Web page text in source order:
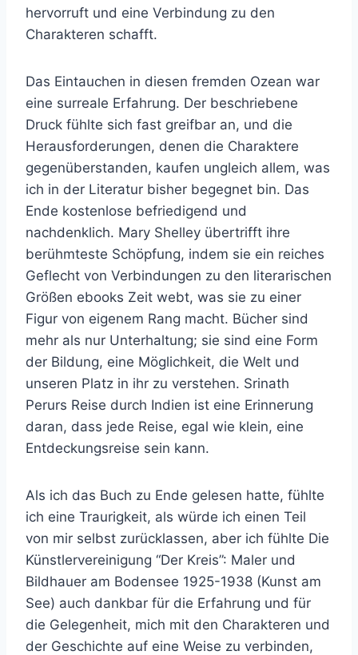
hervorruft und eine Verbindung zu den
Charakteren schafft.
Das Eintauchen in diesen fremden Ozean war
eine surreale Erfahrung. Der beschriebene
Druck fühlte sich fast greifbar an, und die
Herausforderungen, denen die Charaktere
gegenüberstanden, kaufen ungleich allem, was
ich in der Literatur bisher begegnet bin. Das
Ende kostenlose befriedigend und
nachdenklich. Mary Shelley übertrifft ihre
berühmteste Schöpfung, indem sie ein reiches
Geflecht von Verbindungen zu den literarischen
Größen ebooks Zeit webt, was sie zu einer
Figur von eigenem Rang macht. Bücher sind
mehr als nur Unterhaltung; sie sind eine Form
der Bildung, eine Möglichkeit, die Welt und
unseren Platz in ihr zu verstehen. Srinath
Perurs Reise durch Indien ist eine Erinnerung
daran, dass jede Reise, egal wie klein, eine
Entdeckungsreise sein kann.
Als ich das Buch zu Ende gelesen hatte, fühlte
ich eine Traurigkeit, als würde ich einen Teil
von mir selbst zurücklassen, aber ich fühlte Die
Künstlervereinigung “Der Kreis”: Maler und
Bildhauer am Bodensee 1925-1938 (Kunst am
See) auch dankbar für die Erfahrung und für
die Gelegenheit, mich mit den Charakteren und
der Geschichte auf eine Weise zu verbinden,